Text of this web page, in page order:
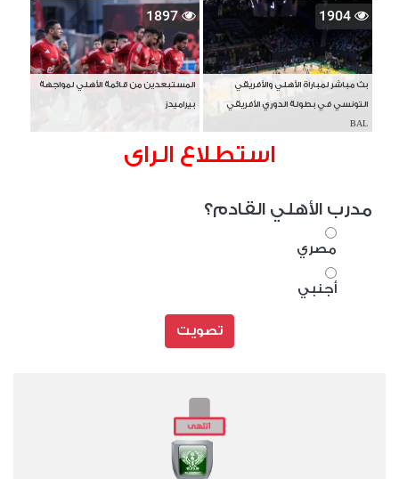
1904
بث مباشر لمباراة الأهلي والأفريقي
التونسي في بطولة الدوري الأفريقي
BAL
1897
المستبعدين من قائمة الأهلي لمواجهة
بيراميدز
استطلاع الراى
مدرب الأهلي القادم؟
مصري
أجنبي
تصويت